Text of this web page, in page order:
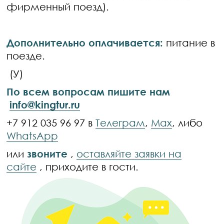
фирменный поезд).
Дополнительно оплачивается: питание в
поезде.
(У)
По всем вопросам пишите нам
info@kingtur.ru
+7 912 035 96 97 вТелеграм, Max, либо
WhatsApp
илизвоните , оставляйте заявки на
сайте , приходите в гости.